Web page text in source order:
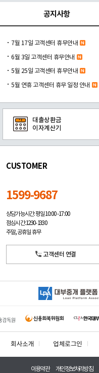
공지사항
7월 17일 고객센터 휴무안내
6월 3일 고객센터 휴무안내
5월 25일 고객센터 휴무안내
5월 연휴 고객센터 휴무 일정 안내
대출상환금
이자계산기
CUSTOMER
1599-9687
상담가능시간: 평일10:00 -17:00
점심시간: 12:30 - 13:30
주말, 공휴일 휴무
고객센터 연결
회사소개 업체로그인
이용약관 개인정보처리방침